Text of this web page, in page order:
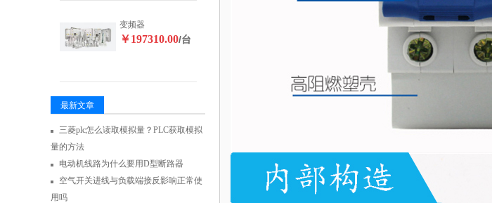
变频器
￥197310.00/台
最新文章
三菱plc怎么读取模拟量？PLC获取模拟
量的方法
电动机线路为什么要用D型断路器
空气开关进线与负载端接反影响正常使
用吗